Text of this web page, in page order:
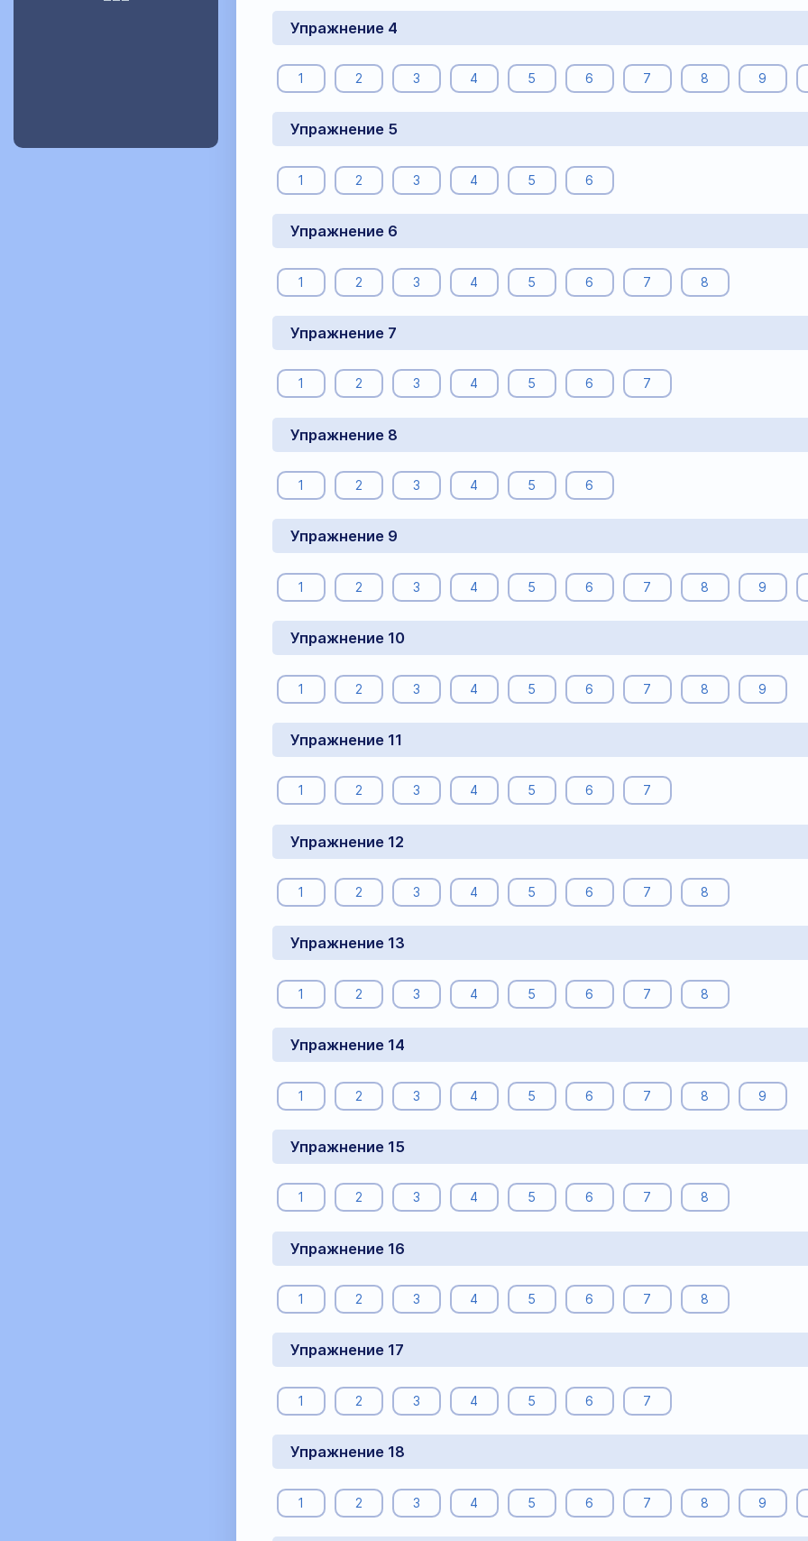
Упражнение 4
1 2 3 4 5 6 7 8 9
Упражнение 5
1 2 3 4 5 6
Упражнение 6
1 2 3 4 5 6 7 8
Упражнение 7
1 2 3 4 5 6 7
Упражнение 8
1 2 3 4 5 6
Упражнение 9
1 2 3 4 5 6 7 8 9
Упражнение 10
1 2 3 4 5 6 7 8 9
Упражнение 11
1 2 3 4 5 6 7
Упражнение 12
1 2 3 4 5 6 7 8
Упражнение 13
1 2 3 4 5 6 7 8
Упражнение 14
1 2 3 4 5 6 7 8 9
Упражнение 15
1 2 3 4 5 6 7 8
Упражнение 16
1 2 3 4 5 6 7 8
Упражнение 17
1 2 3 4 5 6 7
Упражнение 18
1 2 3 4 5 6 7 8 9